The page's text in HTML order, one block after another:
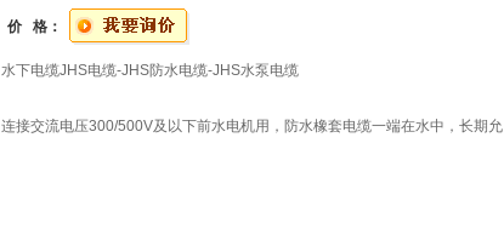
价 格：
水下电缆JHS电缆-JHS防水电缆-JHS水泵电缆
连接交流电压300/500V及以下前水电机用，防水橡套电缆一端在水中，长期允